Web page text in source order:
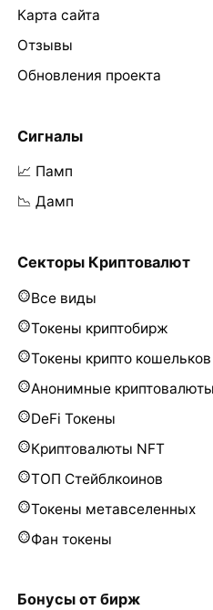
Карта сайта
Отзывы
Обновления проекта
Сигналы
📈 Памп
📉 Дамп
Секторы Криптовалют
Все виды
Токены криптобирж
Токены крипто кошельков
Анонимные криптовалюты
DeFi Токены
Криптовалюты NFT
ТОП Стейблкоинов
Токены метавселенных
Фан токены
Бонусы от бирж